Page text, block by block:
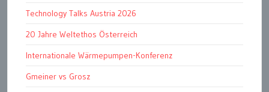
Technology Talks Austria 2026
20 Jahre Weltethos Österreich
Internationale Wärmepumpen-Konferenz
Gmeiner vs Grosz